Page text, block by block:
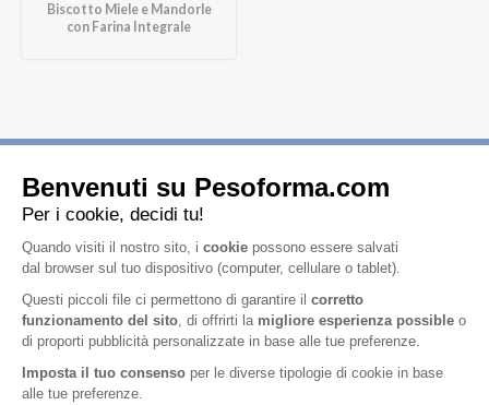
Biscotto Miele e Mandorle
con Farina Integrale
Iscriviti alla newsletter
informativa privacy
, acconsento all'iscrizione alla newsletter
periodica di Nutrition et Santé